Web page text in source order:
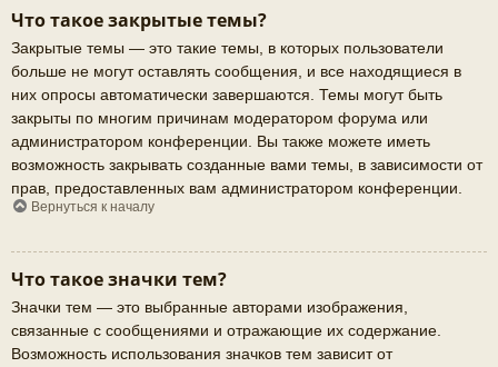
Что такое закрытые темы?
Закрытые темы — это такие темы, в которых пользователи
больше не могут оставлять сообщения, и все находящиеся в
них опросы автоматически завершаются. Темы могут быть
закрыты по многим причинам модератором форума или
администратором конференции. Вы также можете иметь
возможность закрывать созданные вами темы, в зависимости от
прав, предоставленных вам администратором конференции.
Вернуться к началу
Что такое значки тем?
Значки тем — это выбранные авторами изображения,
связанные с сообщениями и отражающие их содержание.
Возможность использования значков тем зависит от